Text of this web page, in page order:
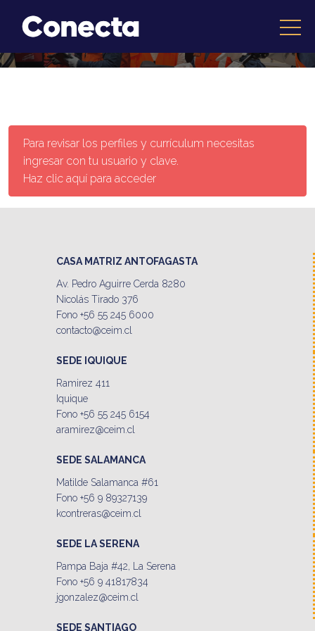
Para revisar los perfiles y currículum necesitas
ingresar con tu usuario y clave.
Haz clic aquí para acceder
CASA MATRIZ ANTOFAGASTA
Av. Pedro Aguirre Cerda 8280
Nicolás Tirado 376
Fono +56 55 245 6000
contacto@ceim.cl
SEDE IQUIQUE
Ramirez 411
Iquique
Fono +56 55 245 6154
aramirez@ceim.cl
SEDE SALAMANCA
Matilde Salamanca #61
Fono +56 9 89327139
kcontreras@ceim.cl
SEDE LA SERENA
Pampa Baja #42, La Serena
Fono +56 9 41817834
jgonzalez@ceim.cl
SEDE SANTIAGO